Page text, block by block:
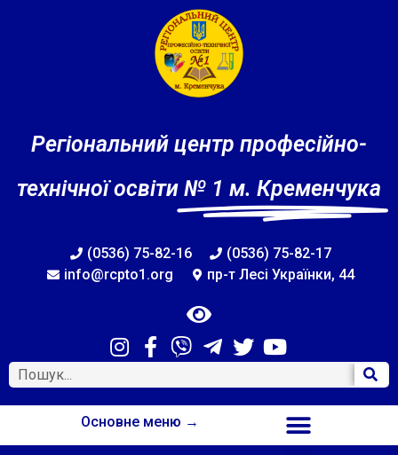
Регіональний центр професійно-
технічної освіти № 1 м. Кременчука
(0536) 75-82-16
(0536) 75-82-17
info@rcpto1.org
пр-т Лесі Українки, 44
Основне меню →